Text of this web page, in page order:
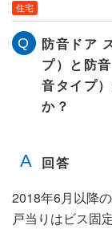
住宅
防音ドア
プ）と防
音タイプ
か？
2018年6月以降
戸当りはビス固